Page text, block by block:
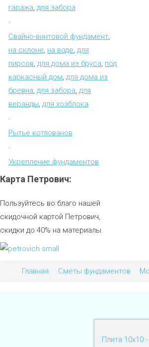
гаража для забора
Свайно-винтовой фундамент
на склоне на воде для
пирсов для дома из бруса под
каркасный дом для дома из
бревна для забора для
веранды для хозблока
Рытье котлованов
Укрепление фундаментов
Карта Петрович:
Пользуйтесь во благо нашей
скидочной картой Петрович,
скидки до 40% на материалы.
Главная Сметы фундаментов
Плита 10х10 -